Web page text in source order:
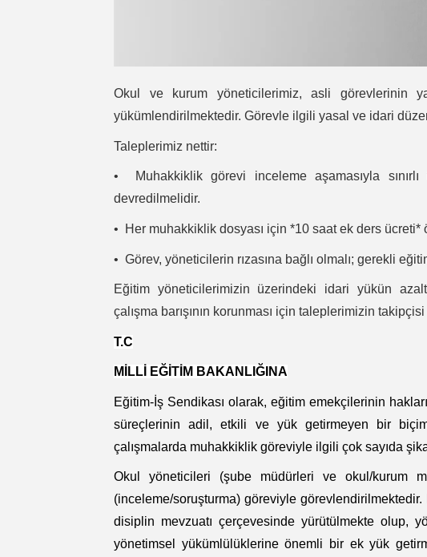
Okul ve kurum yöneticilerimiz, asli görevlerinin
yükümlendirilmektedir. Görevle ilgili yasal ve idari
Taleplerimiz nettir:
•⁠ ⁠Muhakkiklik görevi inceleme aşamasıyla
devredilmelidir.
•⁠ ⁠Her muhakkiklik dosyası için *10 saat ek ders ücreti*
•⁠ ⁠Görev, yöneticilerin rızasına bağlı olmalı; gerekli
Eğitim yöneticilerimizin üzerindeki idari yükün
çalışma barışının korunması için taleplerimizin takipçisi
T.C
MİLLİ EĞİTİM BAKANLIĞINA
Eğitim-İş Sendikası olarak, eğitim emekçilerinin
süreçlerinin adil, etkili ve yük getirmeyen bir
çalışmalarda muhakkiklik göreviyle ilgili çok sayıda
Okul yöneticileri (şube müdürleri ve okul/kurum
(inceleme/soruşturma) göreviyle
disiplin mevzuatı çerçevesinde yürütülmekte olup,
yönetimsel yükümlülüklerine önemli bir ek yük